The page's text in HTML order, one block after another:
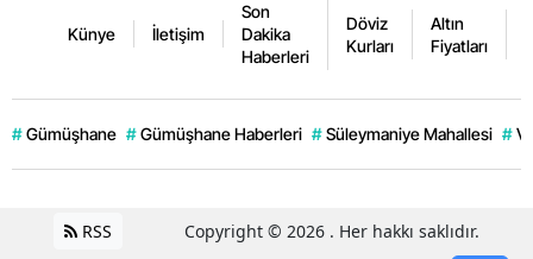
Künye İletişim
Son
Dakika
Haberleri
Döviz
Kurları
Altın
Fiyatları
# Gümüşhane # Gümüşhane Haberleri # Süleymaniye Mahallesi #
RSS Copyright © 2026 . Her hakkı saklıdır.